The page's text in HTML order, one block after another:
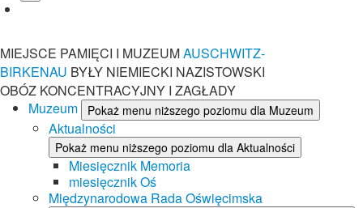
MIEJSCE PAMIĘCI I MUZEUMAUSCHWITZ-
BIRKENAU BYŁY NIEMIECKI NAZISTOWSKI
OBÓZ KONCENTRACYJNY I ZAGŁADY
Muzeum
Pokaż menu niższego poziomu dla Muzeum
Aktualności
Pokaż menu niższego poziomu dla Aktualności
Miesięcznik Memoria
miesięcznik Oś
Międzynarodowa Rada Oświęcimska